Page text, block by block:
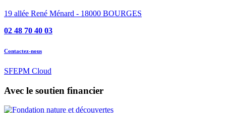
19 allée René Ménard - 18000 BOURGES
02 48 70 40 03
Contactez-nous
SFEPM Cloud
Avec le soutien financier